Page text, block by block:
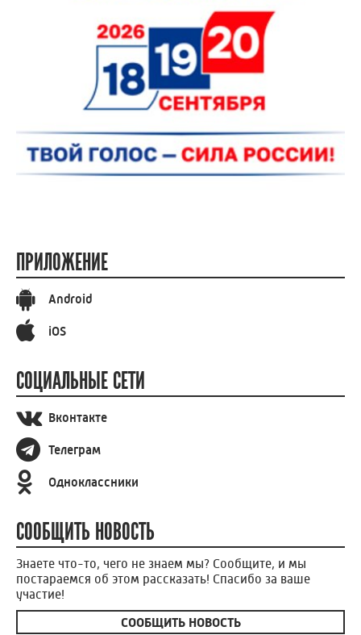
ПРИЛОЖЕНИЕ
Android
iOS
СОЦИАЛЬНЫЕ СЕТИ
Вконтакте
Телеграм
Одноклассники
СООБЩИТЬ НОВОСТЬ
Знаете что-то, чего не знаем мы? Сообщите, и мы
постараемся об этом рассказать! Спасибо за ваше
участие!
СООБЩИТЬ НОВОСТЬ